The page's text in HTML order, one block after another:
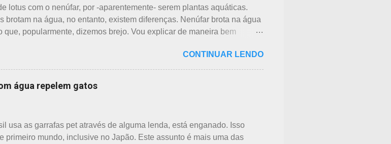
lotus com o nenúfar, por -aparentemente- serem plantas aquáticas.
brotam na água, no entanto, existem diferenças. Nenúfar brota na água
que, popularmente, dizemos brejo. Vou explicar de maneira bem
para perceber as grandes diferenças e, para isso, vou mostrar em
lotus são grandes, que brotam de hastes compridas e em apenas 3
echadas lembram tulipas; abertas lembram o sol. Suas folhas largas e
para o alto, em hastes longas. As raízes são comestíveis,
CONTINUAR LENDO
água repelem gatos
usa as garrafas pet através de alguma lenda, está enganado. Isso
primeiro mundo, inclusive no Japão. Este assunto é mais uma das